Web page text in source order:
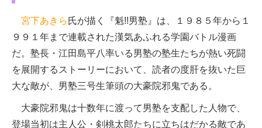
宮下あきら 氏が描く『魁!!男塾』は、１９８５年から１
９９１年まで連載された漢気あふれる学園バトル漫画
だ。塾長・江田島平八率いる男塾の塾生たちが熱い死闘
を展開するストーリーにおいて、読者の度肝を抜いた巨
大な敵が、男塾三号生筆頭の大豪院邪鬼である。
大豪院邪鬼は十数年に渡って男塾を支配した人物で、
登場当初は主人公・剣桃太郎たちに立ちはだかる敵であ